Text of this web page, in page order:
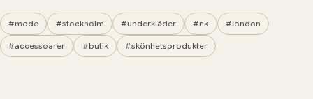
#mode #stockholm #underkläder #nk #london
#accessoarer #butik #skönhetsprodukter